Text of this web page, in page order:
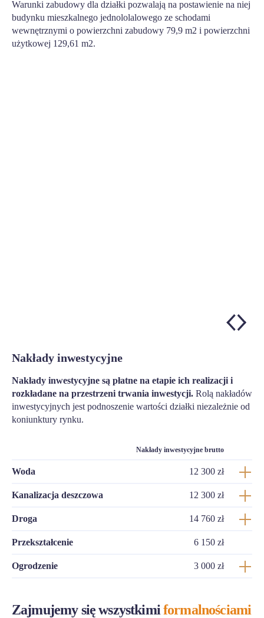
Warunki zabudowy dla działki pozwalają na postawienie na niej
budynku mieszkalnego jednololalowego ze schodami
wewnętrznymi o powierzchni zabudowy 79,9 m2 i powierzchni
użytkowej 129,61 m2.
Nakłady inwestycyjne
Nakłady inwestycyjne są płatne na etapie ich realizacji i
rozkładane na przestrzeni trwania inwestycji. Rolą nakładów
inwestycyjnych jest podnoszenie wartości działki niezależnie od
koniunktury rynku.
Nakłady inwestycyjne brutto
Woda 12 300 zł
Kanalizacja deszczowa 12 300 zł
Droga 14 760 zł
Przekształcenie 6 150 zł
Ogrodzenie 3 000 zł
Zajmujemy się wszystkimiformalnościami